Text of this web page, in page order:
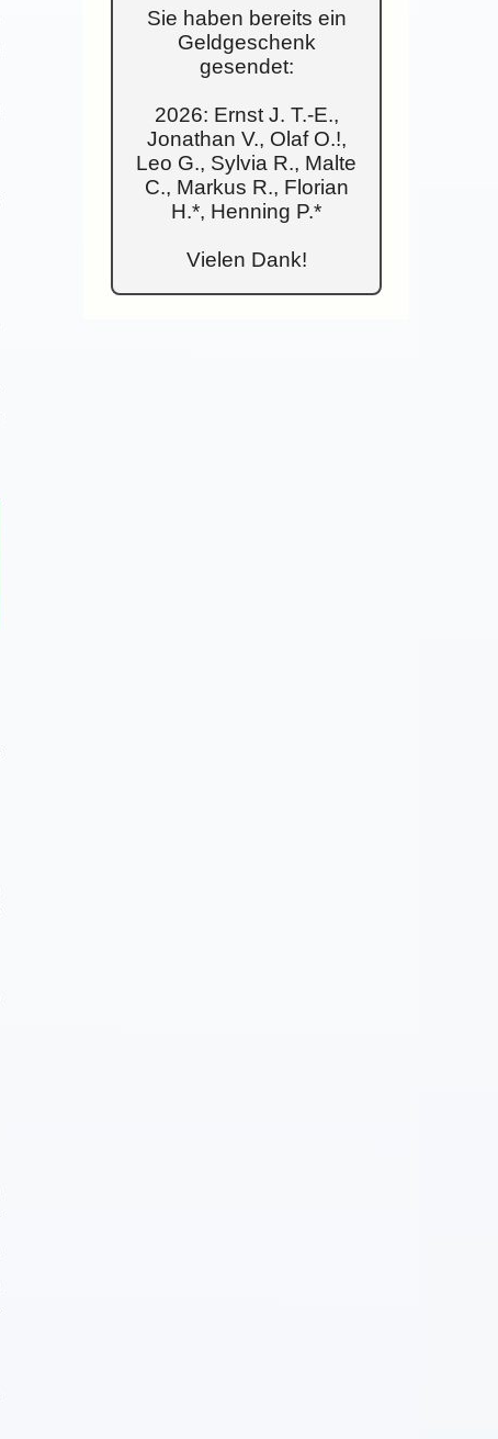
Sie haben bereits ein
Geldgeschenk
gesendet:
2026: Ernst J. T.-E.,
Jonathan V., Olaf O.!,
Leo G., Sylvia R., Malte
C., Markus R., Florian
H.*, Henning P.*
Vielen Dank!